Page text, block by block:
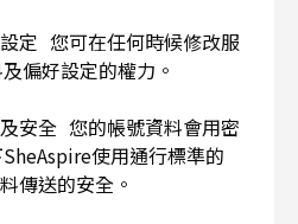
定 您可在任何時候修改服
偏好設定的權力。
安全 您的帳號資料會用密
使用通行標準的
傳送的安全。